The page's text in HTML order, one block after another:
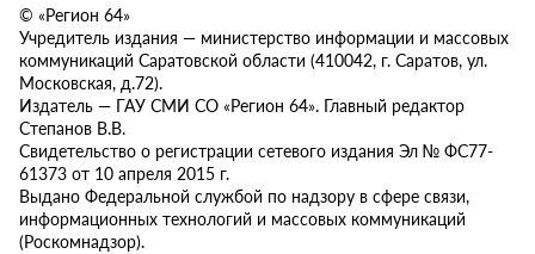
© «Регион 64»
Учредитель издания — министерство информации и массовых
коммуникаций Саратовской области (410042, г. Саратов, ул.
Московская, д.72).
Издатель — ГАУ СМИ СО «Регион 64». Главный редактор
Степанов В.В.
Свидетельство о регистрации сетевого издания Эл № ФС77-
61373 от 10 апреля 2015 г.
Выдано Федеральной службой по надзору в сфере связи,
информационных технологий и массовых коммуникаций
(Роскомнадзор).